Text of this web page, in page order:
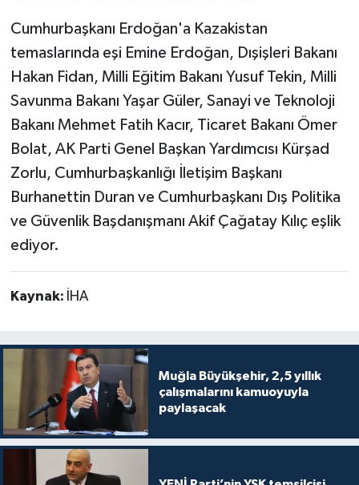
Cumhurbaşkanı Erdoğan'a Kazakistan
temaslarında eşi Emine Erdoğan, Dışişleri Bakanı
Hakan Fidan, Milli Eğitim Bakanı Yusuf Tekin, Milli
Savunma Bakanı Yaşar Güler, Sanayi ve Teknoloji
Bakanı Mehmet Fatih Kacır, Ticaret Bakanı Ömer
Bolat, AK Parti Genel Başkan Yardımcısı Kürşad
Zorlu, Cumhurbaşkanlığı İletişim Başkanı
Burhanettin Duran ve Cumhurbaşkanı Dış Politika
ve Güvenlik Başdanışmanı Akif Çağatay Kılıç eşlik
ediyor.
Kaynak: İHA
Muğla Büyükşehir, 2,5 yıllık
çalışmalarını kamuoyuyla
paylaşacak